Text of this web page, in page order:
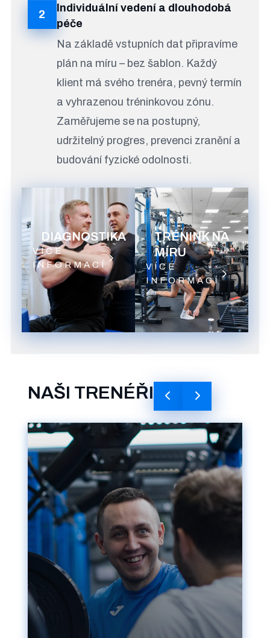
1
DIAGNOSTIKA
VÍCE
INFORMACÍ
2
TRÉNINK NA
MÍRU
VÍCE
INFORMACÍ
2
Individuální vedení a dlouhodobá
péče
Na základě vstupních dat připravíme
plán na míru – bez šablon. Každý
klient má svého trenéra, pevný termín
a vyhrazenou tréninkovou zónu.
Zaměřujeme se na postupný,
udržitelný progres, prevenci zranění a
budování fyzické odolnosti.
NAŠI TRENÉŘI